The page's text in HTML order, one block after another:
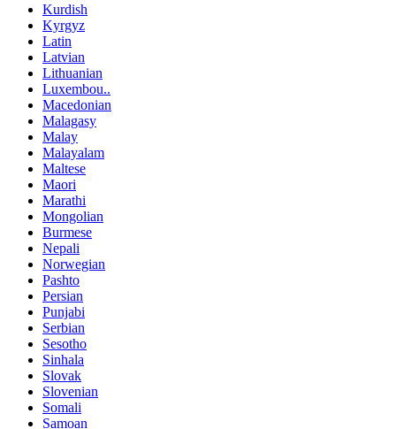
Kurdish
Kyrgyz
Latin
Latvian
Lithuanian
Luxembou..
Macedonian
Malagasy
Malay
Malayalam
Maltese
Maori
Marathi
Mongolian
Burmese
Nepali
Norwegian
Pashto
Persian
Punjabi
Serbian
Sesotho
Sinhala
Slovak
Slovenian
Somali
Samoan